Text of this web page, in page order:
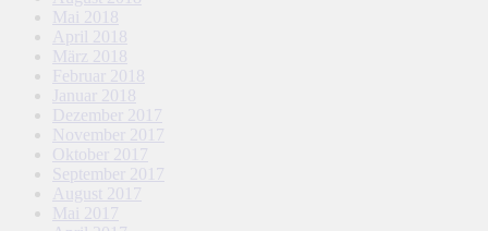
Mai 2018
April 2018
März 2018
Februar 2018
Januar 2018
Dezember 2017
November 2017
Oktober 2017
September 2017
August 2017
Mai 2017